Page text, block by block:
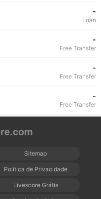
-
Loan
-
Free Transfer
-
Free Transfer
-
Free Transfer
Sitemap
Política de Privacidade
Livescore Grátis